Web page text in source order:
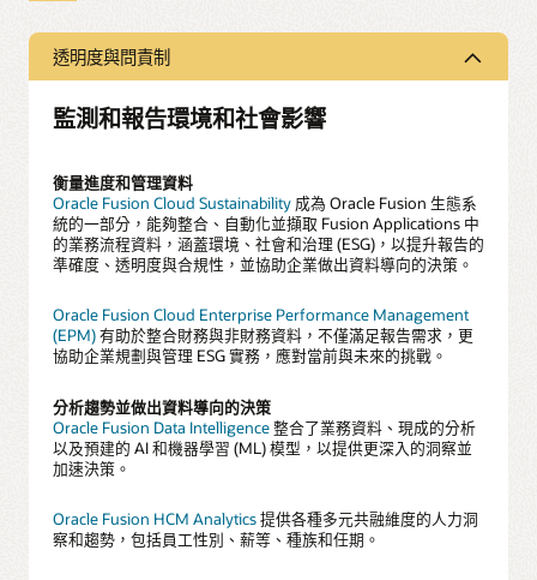
透明度與問責制
監測和報告環境和社會影響
衡量進度和管理資料
Oracle Fusion Cloud Sustainability 成為 Oracle Fusion 生態系
統的一部分，能夠整合、自動化並擷取 Fusion Applications 中
的業務流程資料，涵蓋環境、社會和治理 (ESG)，以提升報告的
準確度、透明度與合規性，並協助企業做出資料導向的決策。
Oracle Fusion Cloud Enterprise Performance Management
(EPM)有助於整合財務與非財務資料，不僅滿足報告需求，更
協助企業規劃與管理 ESG 實務，應對當前與未來的挑戰。
分析趨勢並做出資料導向的決策
Oracle Fusion Data Intelligence整合了業務資料、現成的分析
以及預建的 AI 和機器學習 (ML) 模型，以提供更深入的洞察並
加速決策。
Oracle Fusion HCM Analytics提供各種多元共融維度的人力洞
察和趨勢，包括員工性別、薪等、種族和任期。